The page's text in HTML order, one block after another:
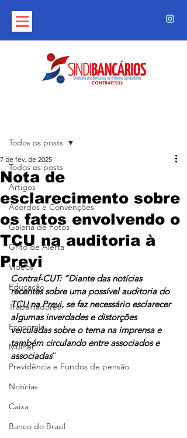
Todos os posts
Artigos
Acordos e Convenções
Galeria de Fotos
Grito de Alerta
Vídeos
Educação
Trabalhadores
Economia
Mulher
Previdência e Fundos de pensão
Notícias
Caixa
Banco do Brasil
Todos os posts
Nota de
esclarecimento sobre
os fatos envolvendo o
TCU na auditoria à
Previ
7 de fev. de 2025
Contraf-CUT: “Diante das notícias
recentes sobre uma possível auditoria do
TCU na Previ, se faz necessário esclarecer
algumas inverdades e distorções
veiculadas sobre o tema na imprensa e
também circulando entre associados e
associadas”